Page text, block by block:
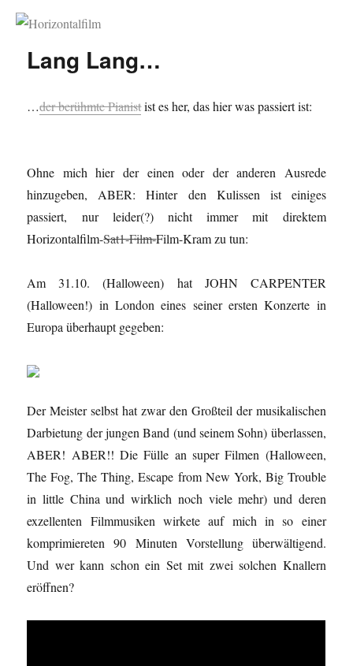
Horizontalfilm
Lang Lang…
…der berühmte Pianistist es her, das hier was passiert ist:
Ohne mich hier der einen oder der anderen Ausrede
hinzugeben, ABER: Hinter den Kulissen ist einiges
passiert, nur leider(?) nicht immer mit direktem
Horizontalfilm-Sat1-Film-Film-Kram zu tun:
Am 31.10. (Halloween) hat JOHN CARPENTER
(Halloween!) in London eines seiner ersten Konzerte in
Europa überhaupt gegeben:
Der Meister selbst hat zwar den Großteil der musikalischen
Darbietung der jungen Band (und seinem Sohn) überlassen,
ABER! ABER!! Die Fülle an super Filmen (Halloween,
The Fog, The Thing, Escape from New York, Big Trouble
in little China und wirklich noch viele mehr) und deren
exzellenten Filmmusiken wirkete auf mich in so einer
komprimiereten 90 Minuten Vorstellung überwältigend.
Und wer kann schon ein Set mit zwei solchen Knallern
eröffnen?